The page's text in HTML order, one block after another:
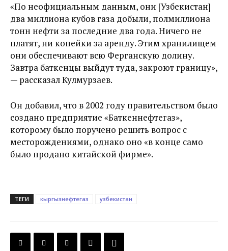
«По неофициальным данным, они [Узбекистан]
два миллиона кубов газа добыли, полмиллиона
тонн нефти за последние два года. Ничего не
платят, ни копейки за аренду. Этим хранилищем
они обеспечивают всю Ферганскую долину.
Завтра баткенцы выйдут туда, закроют границу»,
— рассказал Кулмурзаев.
Он добавил, что в 2002 году правительством было
создано предприятие «Баткеннефтегаз»,
которому было поручено решить вопрос с
месторождениями, однако оно «в конце само
было продано китайской фирме».
ТЕГИ кыргызнефтегаз узбекистан